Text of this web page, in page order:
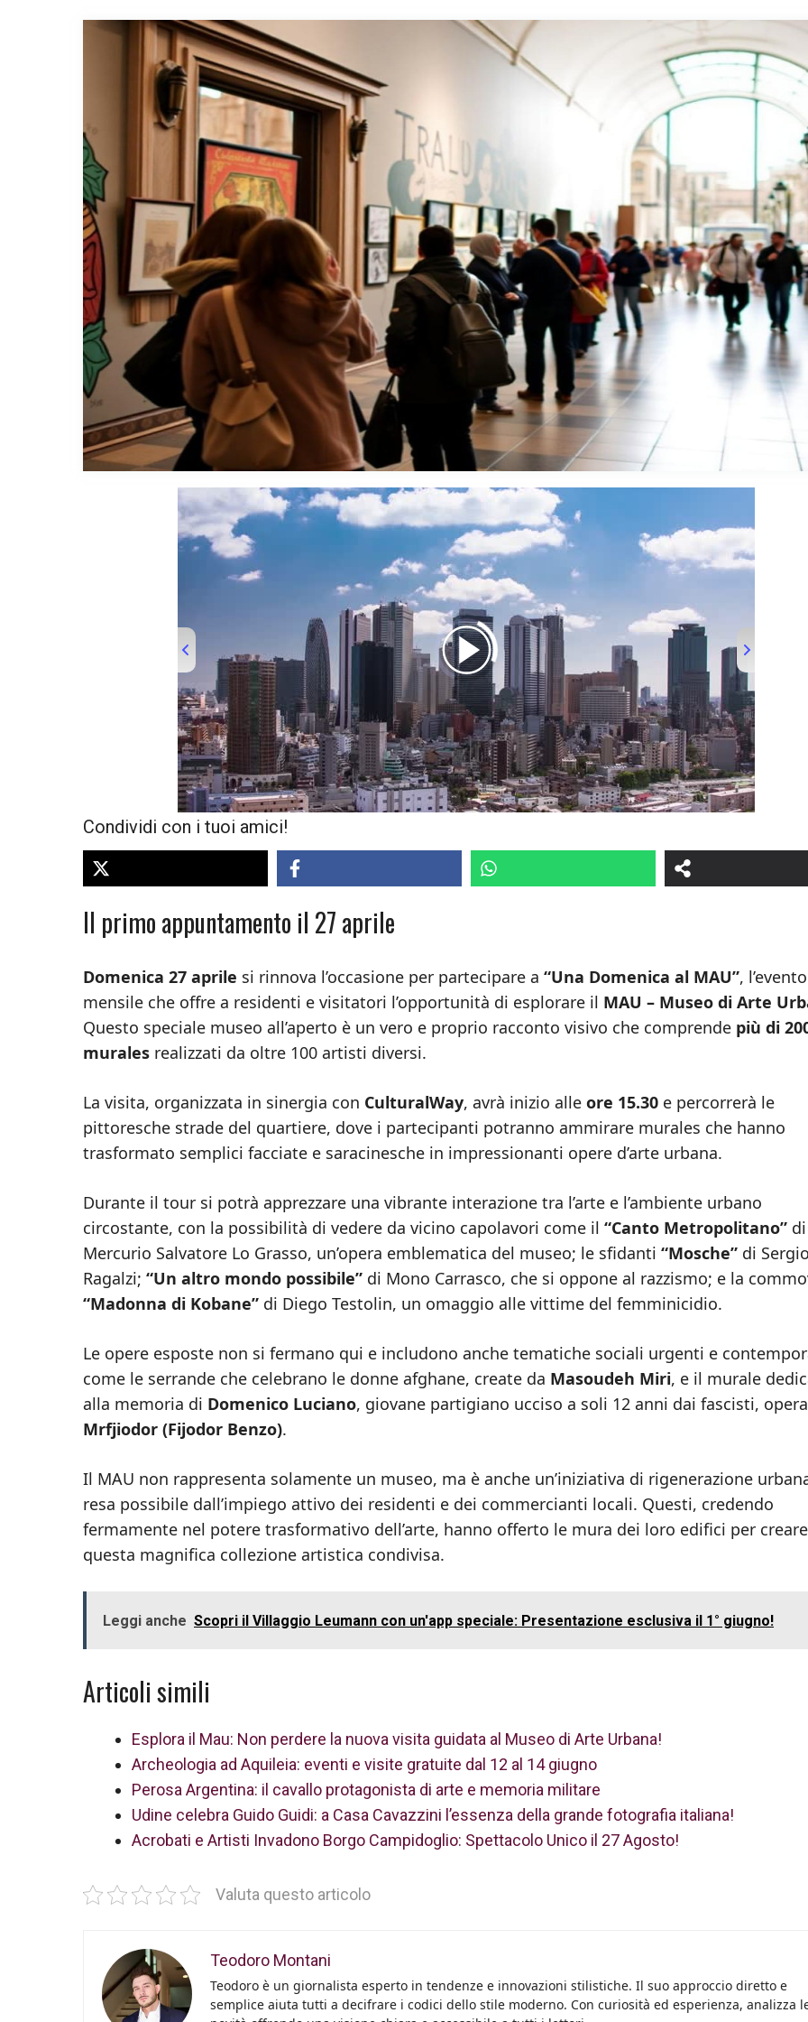
00:00/01:39 TRUVID PLACES TO VISIT IN JAPAN
Condividi con i tuoi amici!
Il primo appuntamento il 27 aprile
Domenica 27 aprile si rinnova l’occasione per partecipare a “Una Domenica al MAU”, l’evento
mensile che offre a residenti e visitatori l’opportunità di esplorare il MAU – Museo di Arte
Questo speciale museo all’aperto è un vero e proprio racconto visivo che comprende più di
murales realizzati da oltre 100 artisti diversi.
La visita, organizzata in sinergia con CulturalWay, avrà inizio alle ore 15.30 e percorrerà le
pittoresche strade del quartiere, dove i partecipanti potranno ammirare murales che hanno
trasformato semplici facciate e saracinesche in impressionanti opere d’arte urbana.
Durante il tour si potrà apprezzare una vibrante interazione tra l’arte e l’ambiente urbano
circostante, con la possibilità di vedere da vicino capolavori come il “Canto Metropolitano” di
Mercurio Salvatore Lo Grasso, un’opera emblematica del museo; le sfidanti “Mosche” di Sergio
Ragalzi; “Un altro mondo possibile” di Mono Carrasco, che si oppone al razzismo; e la
“Madonna di Kobane” di Diego Testolin, un omaggio alle vittime del femminicidio.
Le opere esposte non si fermano qui e includono anche tematiche sociali urgenti e
come le serrande che celebrano le donne afghane, create da Masoudeh Miri, e il murale
alla memoria di Domenico Luciano, giovane partigiano ucciso a soli 12 anni dai fascisti,
Mrfjiodor (Fijodor Benzo).
Il MAU non rappresenta solamente un museo, ma è anche un’iniziativa di rigenerazione
resa possibile dall’impiego attivo dei residenti e dei commercianti locali. Questi, credendo
fermamente nel potere trasformativo dell’arte, hanno offerto le mura dei loro edifici per creare
questa magnifica collezione artistica condivisa.
Leggi anche Scopri il Villaggio Leumann con un'app speciale: Presentazione esclusiva il 1° giugno!
Articoli simili
Esplora il Mau: Non perdere la nuova visita guidata al Museo di Arte Urbana!
Archeologia ad Aquileia: eventi e visite gratuite dal 12 al 14 giugno
Perosa Argentina: il cavallo protagonista di arte e memoria militare
Udine celebra Guido Guidi: a Casa Cavazzini l’essenza della grande fotografia italiana!
Acrobati e Artisti Invadono Borgo Campidoglio: Spettacolo Unico il 27 Agosto!
Valuta questo articolo
Teodoro Montani
Teodoro è un giornalista esperto in tendenze e innovazioni stilistiche. Il suo approccio diretto e
semplice aiuta tutti a decifrare i codici dello stile moderno. Con curiosità ed esperienza, analizza